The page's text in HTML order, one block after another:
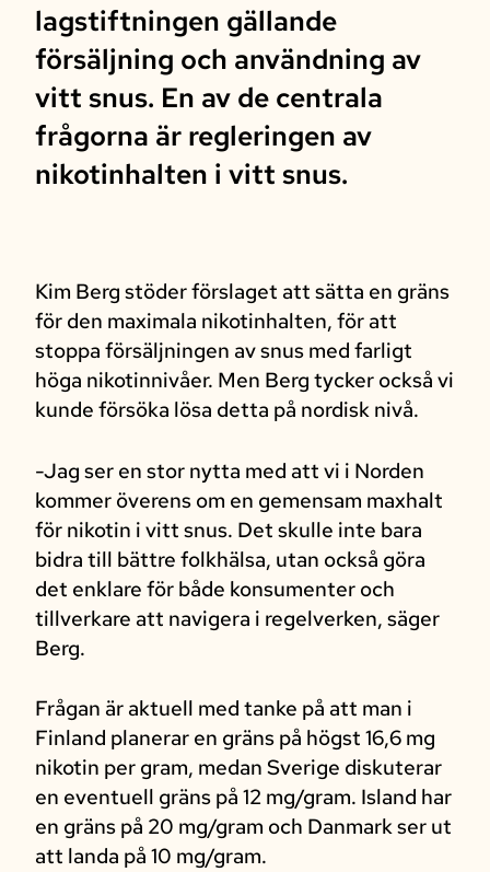
lagstiftningen gällande
försäljning och användning av
vitt snus. En av de centrala
frågorna är regleringen av
nikotinhalten i vitt snus.
Kim Berg stöder förslaget att sätta en gräns
för den maximala nikotinhalten, för att
stoppa försäljningen av snus med farligt
höga nikotinnivåer. Men Berg tycker också vi
kunde försöka lösa detta på nordisk nivå.
-Jag ser en stor nytta med att vi i Norden
kommer överens om en gemensam maxhalt
för nikotin i vitt snus. Det skulle inte bara
bidra till bättre folkhälsa, utan också göra
det enklare för både konsumenter och
tillverkare att navigera i regelverken, säger
Berg.
Frågan är aktuell med tanke på att man i
Finland planerar en gräns på högst 16,6 mg
nikotin per gram, medan Sverige diskuterar
en eventuell gräns på 12 mg/gram. Island har
en gräns på 20 mg/gram och Danmark ser ut
att landa på 10 mg/gram.